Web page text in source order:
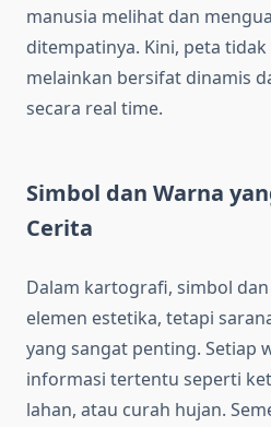
manusia melihat dan
ditempatinya. Kini, peta
melainkan bersifat dinamis
secara real time.
Simbol dan Warna
Cerita
Dalam kartografi, simbol
elemen estetika, tetapi
yang sangat penting. Setiap
informasi tertentu seperti
lahan, atau curah hujan.